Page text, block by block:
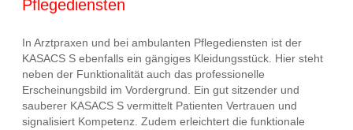
Pflegediensten
In Arztpraxen und bei ambulanten Pflegediensten ist der
KASACS S ebenfalls ein gängiges Kleidungsstück. Hier steht
neben der Funktionalität auch das professionelle
Erscheinungsbild im Vordergrund. Ein gut sitzender und
sauberer KASACS S vermittelt Patienten Vertrauen und
signalisiert Kompetenz. Zudem erleichtert die funktionale